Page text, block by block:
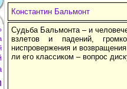
Константин Бальмонт
Судьба Бальмонта – и
взлетов и падений,
ниспровержения и
ли его классиком – вопрос